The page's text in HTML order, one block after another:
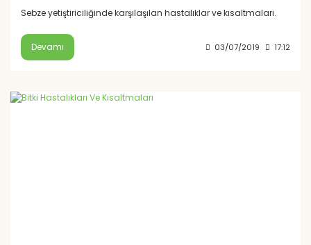
Sebze yetiştiriciliğinde karşılaşılan hastalıklar ve kısaltmaları.
Devamı 03/07/2019 17:12